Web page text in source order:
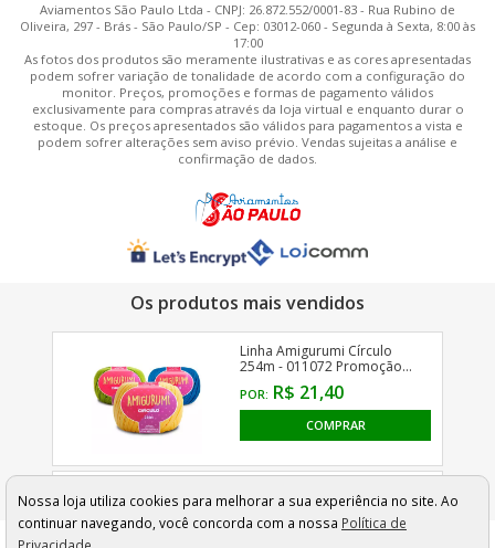
Aviamentos São Paulo Ltda - CNPJ: 26.872.552/0001-83 - Rua Rubino de
Oliveira, 297 - Brás - São Paulo/SP - Cep: 03012-060 - Segunda à Sexta, 8:00 às
17:00
As fotos dos produtos são meramente ilustrativas e as cores apresentadas
podem sofrer variação de tonalidade de acordo com a configuração do
monitor. Preços, promoções e formas de pagamento válidos
exclusivamente para compras através da loja virtual e enquanto durar o
estoque. Os preços apresentados são válidos para pagamentos a vista e
podem sofrer alterações sem aviso prévio. Vendas sujeitas a análise e
confirmação de dados.
Nossa loja utiliza cookies para melhorar a sua experiência no site. Ao
continuar navegando, você concorda com a nossa Política de